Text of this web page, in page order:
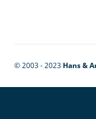
© 2003 - 2023 Hans &